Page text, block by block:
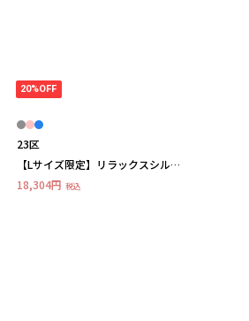
20%OFF
23区
【Lサイズ限定】リラックスシル
エット スキッパーシャツ
18,304円 税込